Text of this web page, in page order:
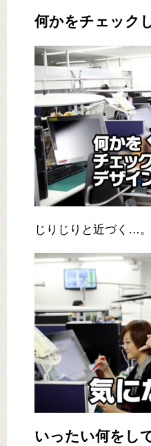
何かをチェック
じりじりと近づく…。
いったい何をし